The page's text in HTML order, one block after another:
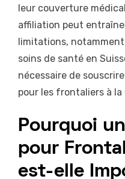
leur couverture
affiliation peut
limitations,
soins de santé en
nécessaire de
pour les frontaliers à la
Pourquoi
pour
est-elle